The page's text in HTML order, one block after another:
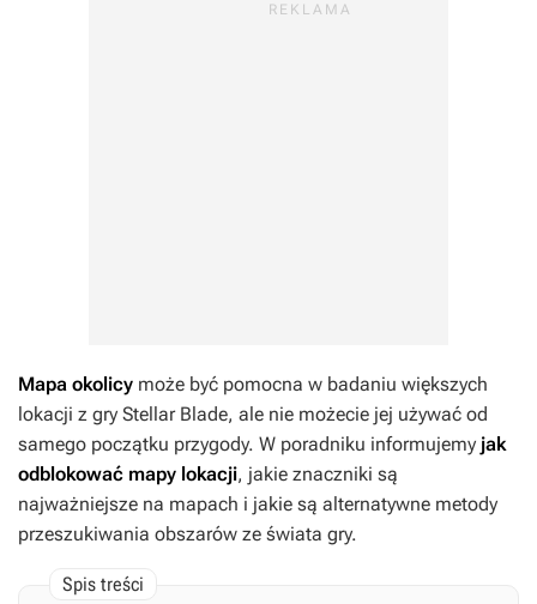
Mapa okolicy może być pomocna w badaniu większych
lokacji z gry Stellar Blade, ale nie możecie jej używać od
samego początku przygody. W poradniku informujemy jak
odblokować mapy lokacji, jakie znaczniki są
najważniejsze na mapach i jakie są alternatywne metody
przeszukiwania obszarów ze świata gry.